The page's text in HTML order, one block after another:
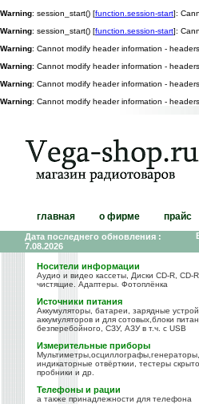
Warning: session_start() [function.session-start]:
Warning: session_start() [function.session-start]:
Warning: Cannot modify header information -
Warning: Cannot modify header information -
Warning: Cannot modify header information -
Warning: Cannot modify header information -
главная о фирме прайс
Дата последнего обновления :
7.08.2026
Носители информации
Аудио и видео кассеты, Диски CD-R, CD-
чистящие. Адаптеры. Фотоплёнка
Источники питания
Аккумуляторы, батареи, зарядные
аккумуляторов и для сотовых,блоки
безперебойного, СЗУ, АЗУ в т.ч. с USB
Измерительные приборы
индикаторные отвёрткии, тестеры
пробники и др.
Телефоны и рации
а также принадлежности для телефона